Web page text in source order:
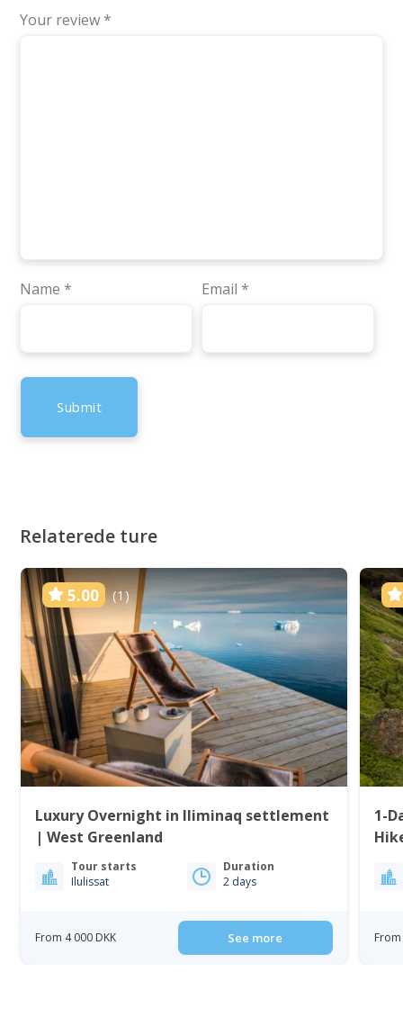
Your review *
Name * Email *
Relaterede ture
5.00 (1)
Luxury Overnight in Iliminaq settlement
| West Greenland
Tour starts
Ilulissat
Duration
2 days
From 4 000 DKK See more
1-
From